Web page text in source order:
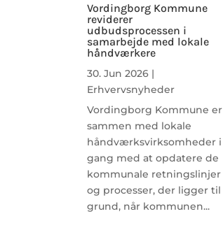
Vordingborg Kommune
reviderer
udbudsprocessen i
samarbejde med lokale
håndværkere
30. Jun 2026|
Erhvervsnyheder
Vordingborg Kommune er
sammen med lokale
håndværksvirksomheder i
gang med at opdatere de
kommunale retningslinjer
og processer, der ligger til
grund, når kommunen...